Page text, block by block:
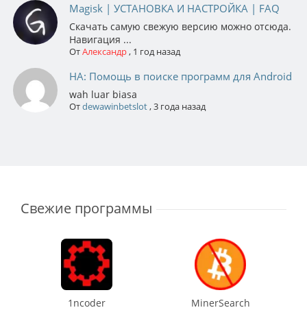
Magisk | УСТАНОВКА И НАСТРОЙКА | FAQ
Скачать самую свежую версию можно отсюда.
Навигация ...
ОтАлександр, 1 год назад
НА: Помощь в поиске программ для Android
wah luar biasa
Отdewawinbetslot,3 года назад
Свежие программы
1ncoder MinerSearch